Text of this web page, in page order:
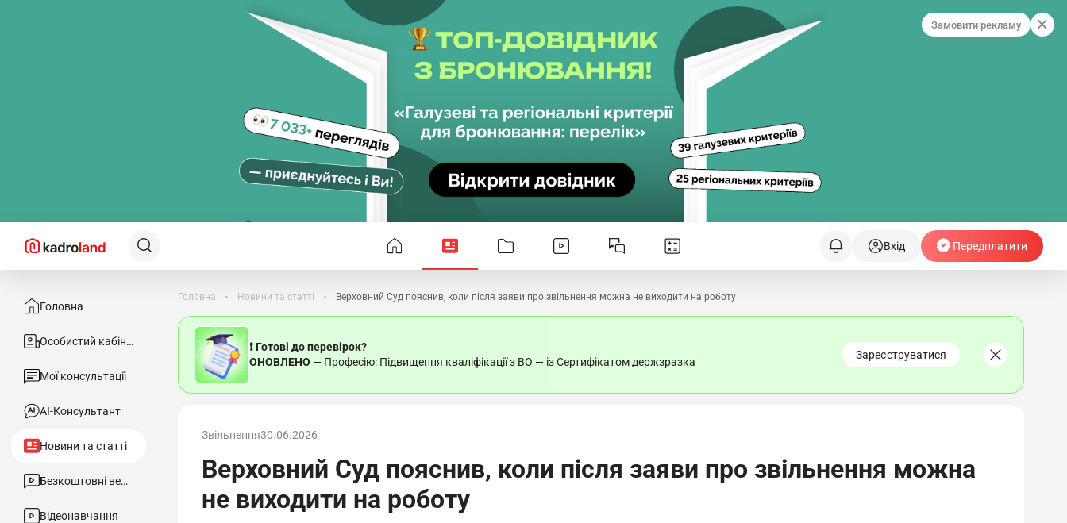
Замовити рекламу
Вхід Передплатити
Головна
Особистий кабінет
Мої консультації
АІ-Консультант
Новини та статті
Безкоштовні вебінари
Відеонавчання
Головна Новини та статті Верховний Суд пояснив, коли після заяви про звільнення можна не виходити на роботу
❗ Готові до перевірок?
ОНОВЛЕНО — Професію: Підвищення кваліфікації з ВО — із Сертифікатом держзразка
Зареєструватися
Звільнення30.06.2026
Верховний Суд пояснив, коли після заяви про звільнення можна
не виходити на роботу